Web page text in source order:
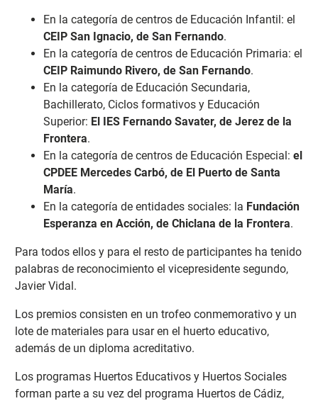
En la categoría de centros de Educación Infantil: el
CEIP San Ignacio, de San Fernando.
En la categoría de centros de Educación Primaria: el
CEIP Raimundo Rivero, de San Fernando.
En la categoría de Educación Secundaria,
Bachillerato, Ciclos formativos y Educación
Superior: El IES Fernando Savater, de Jerez de la
Frontera.
En la categoría de centros de Educación Especial: el
CPDEE Mercedes Carbó, de El Puerto de Santa
María.
En la categoría de entidades sociales: la Fundación
Esperanza en Acción, de Chiclana de la Frontera.
Para todos ellos y para el resto de participantes ha tenido
palabras de reconocimiento el vicepresidente segundo,
Javier Vidal.
Los premios consisten en un trofeo conmemorativo y un
lote de materiales para usar en el huerto educativo,
además de un diploma acreditativo.
Los programas Huertos Educativos y Huertos Sociales
forman parte a su vez del programa Huertos de Cádiz,